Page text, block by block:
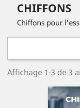
CHIFFONS
Chiffons pour
Affichage 1-3 de 3